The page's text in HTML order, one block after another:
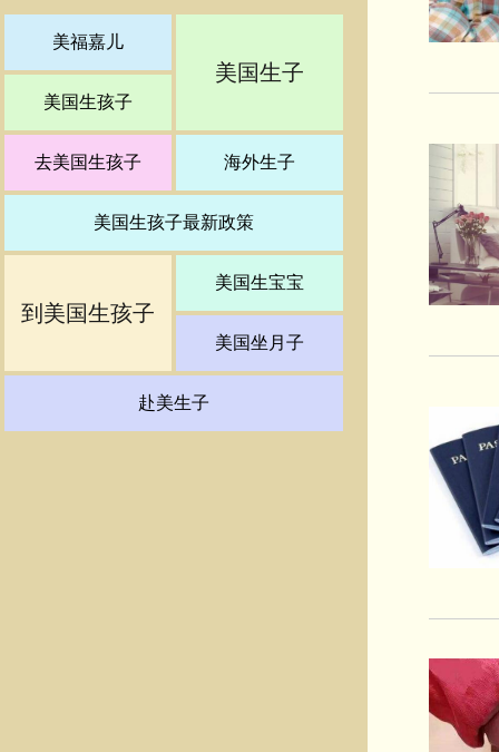
美福嘉儿
美国生子
美国生孩子
去美国生孩子 海外生子
美国生孩子最新政策
到美国生孩子
美国生宝宝
美国坐月子
赴美生子